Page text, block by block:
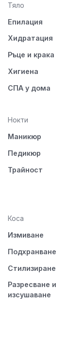
Тяло
Епилация
Хидратация
Ръце и крака
Хигиена
СПА у дома
Нокти
Маникюр
Педикюр
Трайност
Коса
Измиване
Подхранване
Стилизиране
Разресване и
изсушаване